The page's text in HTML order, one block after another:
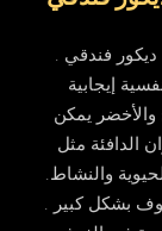
ديكور فندقي .
إيجابية
والأخضر يمكن
الدافئة مثل
والنشاط.
بشكل كبير .